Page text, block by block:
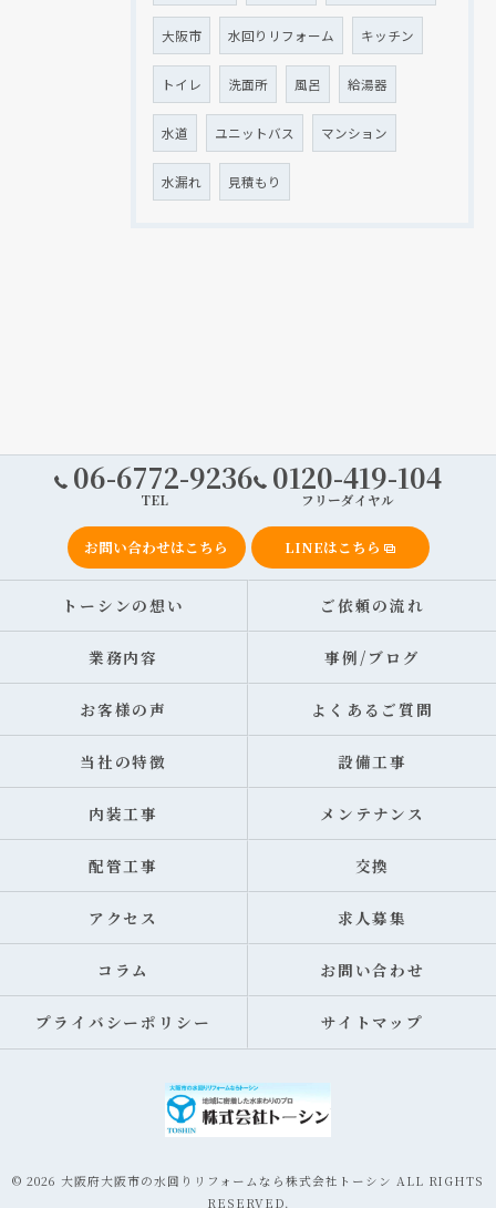
大阪市 水回りリフォーム キッチン
トイレ 洗面所 風呂 給湯器
水道 ユニットバス マンション
水漏れ 見積もり
06-6772-9236
TEL
0120-419-104
フリーダイヤル
お問い合わせはこちら LINEはこちら
トーシンの想い ご依頼の流れ
業務内容 事例/ブログ
お客様の声 よくあるご質問
当社の特徴 設備工事
内装工事 メンテナンス
配管工事 交換
アクセス 求人募集
コラム お問い合わせ
プライバシーポリシー サイトマップ
© 2026 大阪府大阪市の水回りリフォームなら株式会社トーシン ALL RIGHTS
RESERVED.